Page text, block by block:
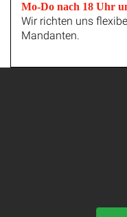
Mo-Do nach 18 Uhr
Wir richten uns
Mandanten.